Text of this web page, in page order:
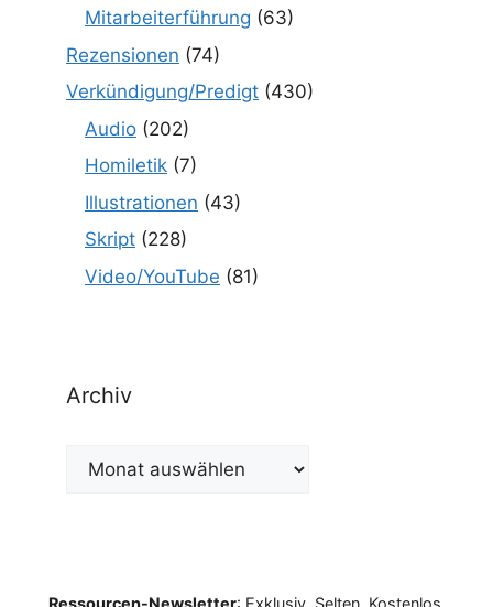
Mitarbeiterführung (63)
Rezensionen (74)
Verkündigung/Predigt (430)
Audio (202)
Homiletik (7)
Illustrationen (43)
Skript (228)
Video/YouTube (81)
Archiv
Archiv
Ressourcen-Newsletter: Exklusiv. Selten. Kostenlos.